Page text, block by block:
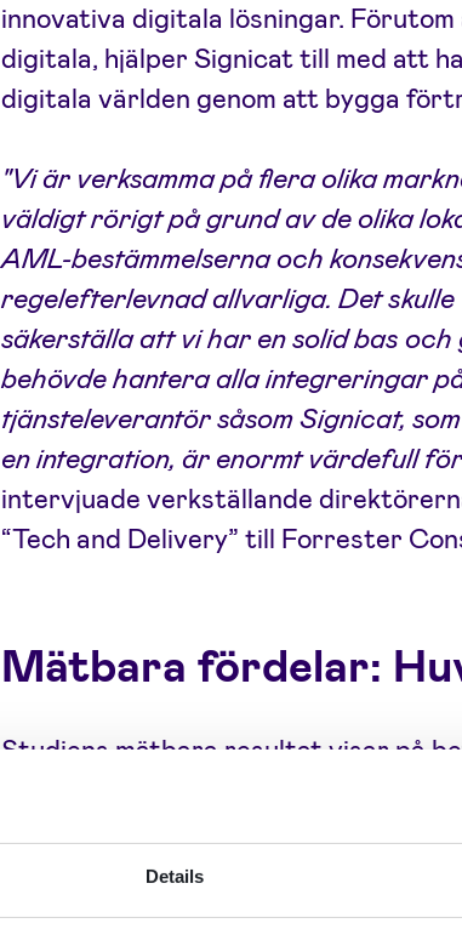
Details
innovativa digitala lösningar.
digitala, hjälper Signicat till med att
digitala världen genom att bygga
"Vi är verksamma på flera olika
väldigt rörigt på grund av de olika
AML-bestämmelserna och
regelefterlevnad allvarliga. Det
säkerställa att vi har en solid bas
behövde hantera alla integreringar
tjänsteleverantör såsom Signicat,
en integration, är enormt värdefull
intervjuade verkställande
“Tech and Delivery” till Forrester
Mätbara fördelar:
Studiens mätbara resultat visar på
för Signicats kunder, där resultatet
Bedrägerikostnaderna minskade